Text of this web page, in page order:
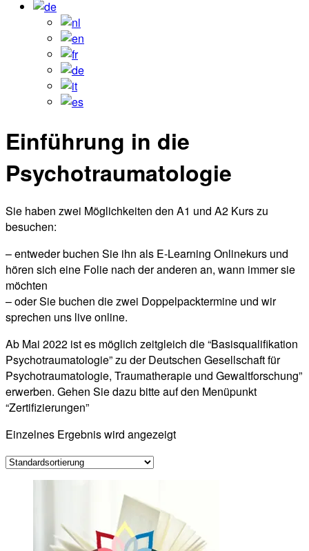
Einführung in die
Psychotraumatologie
Sie haben zwei Möglichkeiten den A1 und A2 Kurs zu
besuchen:
– entweder buchen Sie ihn als E-Learning Onlinekurs und
hören sich eine Folie nach der anderen an, wann immer sie
möchten
– oder Sie buchen die zwei Doppelpacktermine und wir
sprechen uns live online.
Ab Mai 2022 ist es möglich zeitgleich die “Basisqualifikation
Psychotraumatologie” zu der Deutschen Gesellschaft für
Psychotraumatologie, Traumatherapie und Gewaltforschung”
erwerben. Gehen Sie dazu bitte auf den Menüpunkt
“Zertifizierungen”
Einzelnes Ergebnis wird angezeigt